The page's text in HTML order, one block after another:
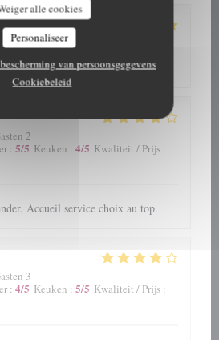
alle cookies
Personaliseer
van persoonsgegevens
Cookiebeleid
2
2
: 5/5 Keuken : 4/5 Kwaliteit / Prijs :
Accueil service choix au top.
3
: 4/5 Keuken : 5/5 Kwaliteit / Prijs :